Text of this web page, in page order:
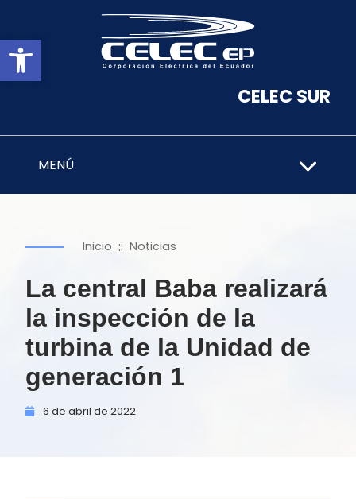
Abrir barra de herramientas
CELEC SUR
MENÚ
Inicio :: Noticias
La central Baba realizará
la inspección de la
turbina de la Unidad de
generación 1
6 de abril de 2022